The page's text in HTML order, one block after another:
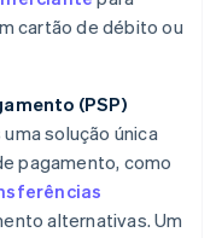
cartão de débito ou
(PSP)
solução única
pagamento, como
alternativas. Um